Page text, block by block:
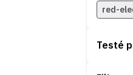
red-
Testé